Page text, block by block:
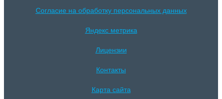
Согласие на обработку персональных данных
Яндекс метрика
Лицензии
Контакты
Карта сайта